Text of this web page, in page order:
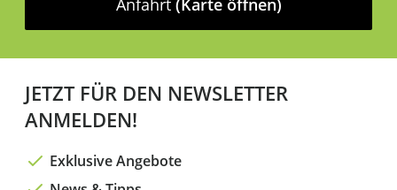
Anfahrt (Karte öffnen)
JETZT FÜR DEN NEWSLETTER
ANMELDEN!
Exklusive Angebote